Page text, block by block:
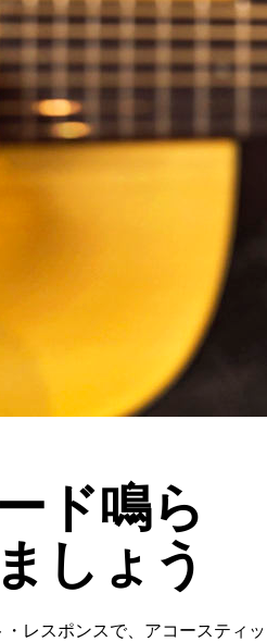
ド鳴ら
しょう
レスポンスで、アコースティッ